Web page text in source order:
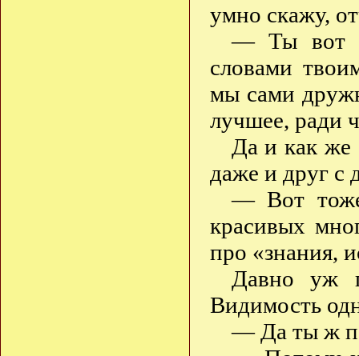
умно скажу,
— Ты вот
словами
мы сами
лучшее, ради
Да и как же
даже и друг с
— Вот
красивых
про «знания,
Давно уж
Видимость
— Да ты ж